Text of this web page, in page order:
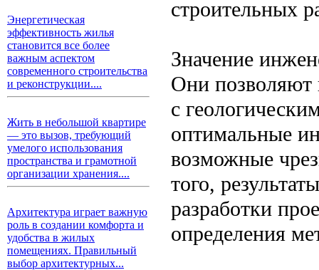
Энергетическая
эффективность жилья
становится все более
важным аспектом
современного строительства
и реконструкции....
Жить в небольшой квартире
— это вызов, требующий
умелого использования
пространства и грамотной
организации хранения....
Архитектура играет важную
роль в создании комфорта и
удобства в жилых
помещениях. Правильный
выбор архитектурных...
строительных
Значение
Они позволяют
с
оптимальные
возможные
того,
разработки
определения